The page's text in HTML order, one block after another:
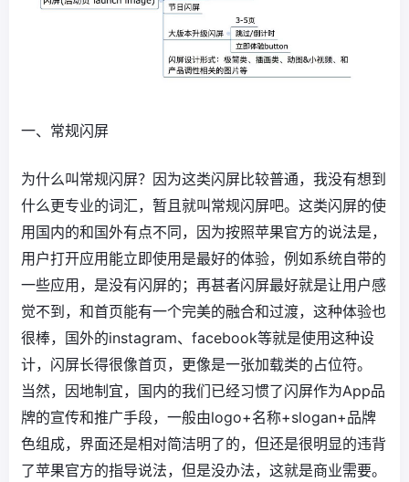
一、常规闪屏
为什么叫常规闪屏？因为这类闪屏比较普通，我没有想到
什么更专业的词汇，暂且就叫常规闪屏吧。这类闪屏的使
用国内的和国外有点不同，因为按照苹果官方的说法是，
用户打开应用能立即使用是最好的体验，例如系统自带的
一些应用，是没有闪屏的；再甚者闪屏最好就是让用户感
觉不到，和首页能有一个完美的融合和过渡，这种体验也
很棒，国外的instagram、facebook等就是使用这种设
计，闪屏长得很像首页，更像是一张加载类的占位符。
当然，因地制宜，国内的我们已经习惯了闪屏作为App品
牌的宣传和推广手段，一般由logo+名称+slogan+品牌
色组成，界面还是相对简洁明了的，但还是很明显的违背
了苹果官方的指导说法，但是没办法，这就是商业需要。